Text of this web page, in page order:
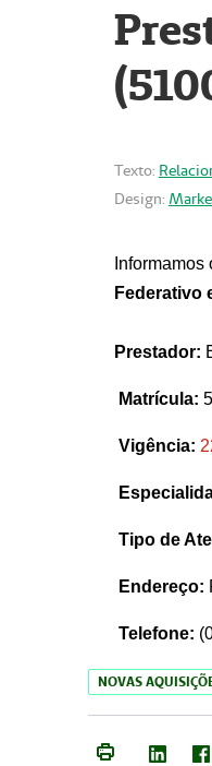
Texto:
Design:
Federativo
Prestador:
Matrícula:
Vigência:
Tipo de
Endereço:
Telefone:
NOVAS